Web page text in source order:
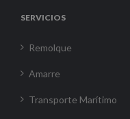
SERVICIOS
Remolque
Amarre
Transporte Marítimo